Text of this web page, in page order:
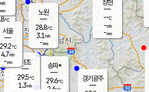
과천
경기광주
창현
-℃
-m/s
-mm
평
℃
m/s
mm
노원
28.8℃
3.1 m/s
-mm
송파*
29.6℃
2.6m/s
서초
29.5℃
1.3m/s
s
mm
서울
29.2℃
4.7m/s
-mm